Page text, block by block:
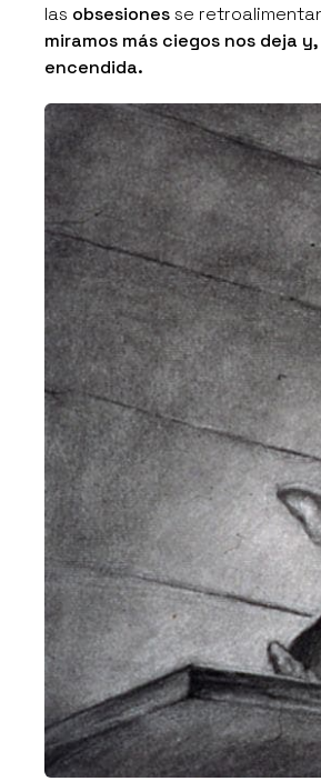
las obsesionesse
miramos más ciegos nos deja
encendida.